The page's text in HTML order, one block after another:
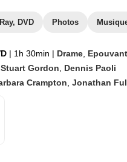
DVD Photos
| 1h 30min | Drame
Stuart Gordon
Dennis Paoli
Crampton Jonathan